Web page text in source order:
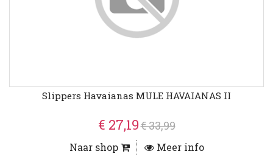
Slippers Havaianas MULE HAVAIANAS II
€ 27,19€ 33,99
Naar shop Meer info